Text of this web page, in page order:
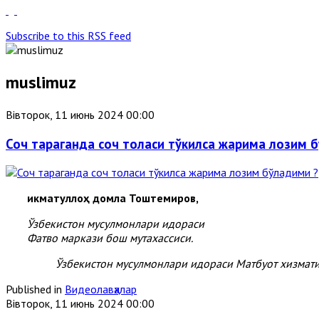
Subscribe to this RSS feed
muslimuz
Вівторок, 11 июнь 2024 00:00
Соч тараганда соч толаси тўкилса жарима лозим
Ҳикматуллоҳ домла Тоштемиров,
Ўзбекистон мусулмонлари идораси
Фатво маркази бош мутахассиси.
Ўзбекистон мусулмонлари идораси Матбуот
Published in Видеолавҳалар
Вівторок, 11 июнь 2024 00:00